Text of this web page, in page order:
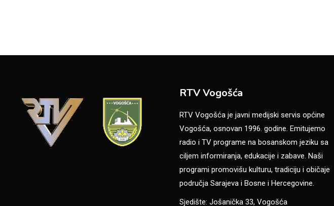
RTV Vogošća
RTV Vogošća je javni medijski servis općine
Vogošća, osnovan 1996. godine. Emitujemo
radio i TV programe na bosanskom jeziku sa
ciljem informiranja, edukacije i zabave. Naši
programi promovišu kulturu, tradiciju i običaje
područja Sarajeva i Bosne i Hercegovine.
Sjedište: Jošanička 33, Vogošća